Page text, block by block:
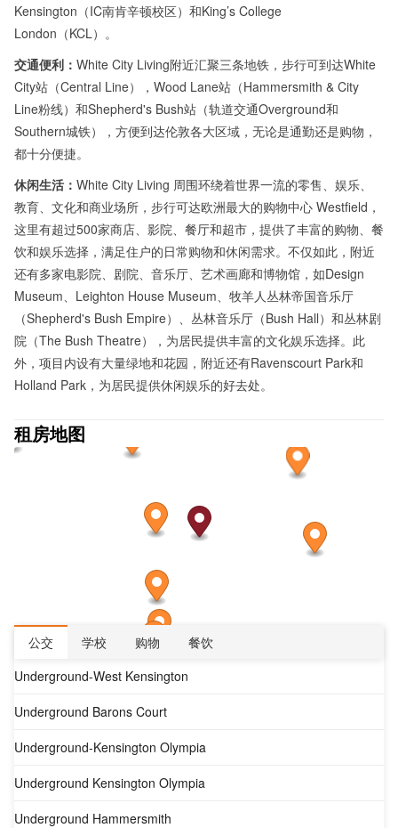
Kensington（IC南肯辛顿校区）和King’s College
London（KCL）。
交通便利： White City Living附近汇聚三条地铁，步行可到达White
City站（Central Line），Wood Lane站（Hammersmith & City
Line粉线）和Shepherd's Bush站（轨道交通Overground和
Southern城铁），方便到达伦敦各大区域，无论是通勤还是购物，
都十分便捷。
休闲生活： White City Living 周围环绕着世界一流的零售、娱乐、
教育、文化和商业场所，步行可达欧洲最大的购物中心 Westfield，
这里有超过500家商店、影院、餐厅和超市，提供了丰富的购物、餐
饮和娱乐选择，满足住户的日常购物和休闲需求。不仅如此，附近
还有多家电影院、剧院、音乐厅、艺术画廊和博物馆，如Design
Museum、Leighton House Museum、牧羊人丛林帝国音乐厅
（Shepherd's Bush Empire）、丛林音乐厅（Bush Hall）和丛林剧
院（The Bush Theatre），为居民提供丰富的文化娱乐选择。此
外，项目内设有大量绿地和花园，附近还有Ravenscourt Park和
Holland Park，为居民提供休闲娱乐的好去处。
租房地图
公交 学校 购物
餐饮
Underground-West Kensington
Underground Barons Court
Underground-Kensington Olympia
Underground Kensington Olympia
Underground Hammersmith